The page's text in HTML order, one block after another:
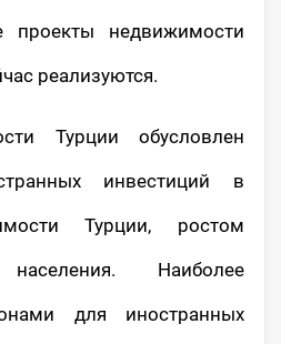
проекты недвижимости
реализуются.
Турции обусловлен
инвестиций в
Турции, ростом
Наиболее
для иностранных